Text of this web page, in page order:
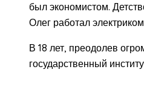
был экономистом.
Олег работал
В 18 лет, преодолев
государственный